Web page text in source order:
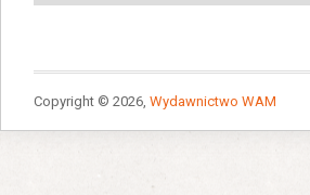
Copyright © 2026, Wydawnictwo WAM